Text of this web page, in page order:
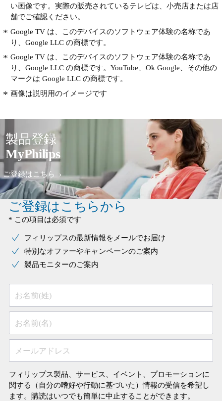
い画像です。実際の販売されているテレビは、小売店または店
舗でご確認ください。
Google TV は、このデバイスのソフトウェア体験の名称であ
り、Google LLC の商標です。
Google TV は、このデバイスのソフトウェア体験の名称であ
り、Google LLC の商標です。YouTube、Ok Google、その他の
マークは Google LLC の商標です。
画像は説明用のイメージです
製品登録
MyPhilips
ご登録はこちら
ご登録はこちらから
* この項目は必須です
フィリップスの最新情報をメールでお届け
特別なオファーやキャンペーンのご案内
製品モニターのご案内
お名前(姓)
お名前(名)
メールアドレス
フィリップス製品、サービス、イベント、プロモーションに
関する（自分の嗜好や行動に基づいた）情報の受信を希望し
ます。購読はいつでも簡単に中止することができます。